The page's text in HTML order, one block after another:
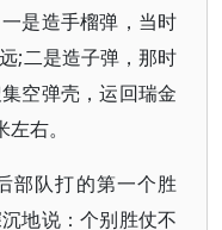
是造手榴弹，当时
;二是造子弹，那时
空弹壳，运回瑞金
右。
部队打的第一个胜
地说：个别胜仗不